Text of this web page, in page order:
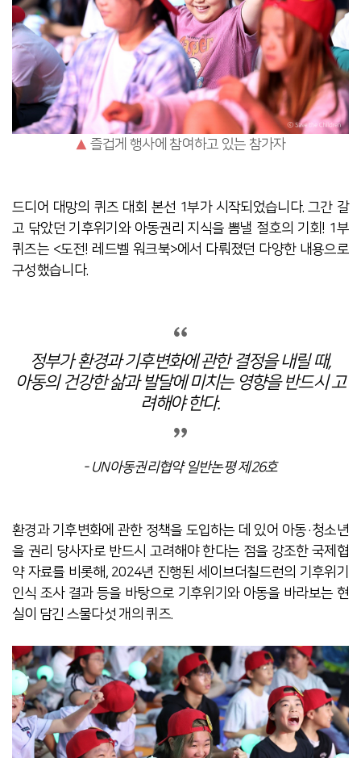
▲ 즐겁게 행사에 참여하고 있는 참가자
드디어 대망의 퀴즈 대회 본선 1부가 시작되었습니다. 그간 갈
고 닦았던 기후위기와 아동권리 지식을 뽐낼 절호의 기회! 1부
퀴즈는 <도전! 레드벨 워크북>에서 다뤄졌던 다양한 내용으로
구성했습니다.
정부가 환경과 기후변화에 관한 결정을 내릴 때,
아동의 건강한 삶과 발달에 미치는 영향을 반드시 고
려해야 한다.
- UN아동권리협약 일반논평 제26호
환경과 기후변화에 관한 정책을 도입하는 데 있어 아동·청소년
을 권리 당사자로 반드시 고려해야 한다는 점을 강조한 국제협
약 자료를 비롯해, 2024년 진행된 세이브더칠드런의 기후위기
인식 조사 결과 등을 바탕으로 기후위기와 아동을 바라보는 현
실이 담긴 스물다섯 개의 퀴즈.